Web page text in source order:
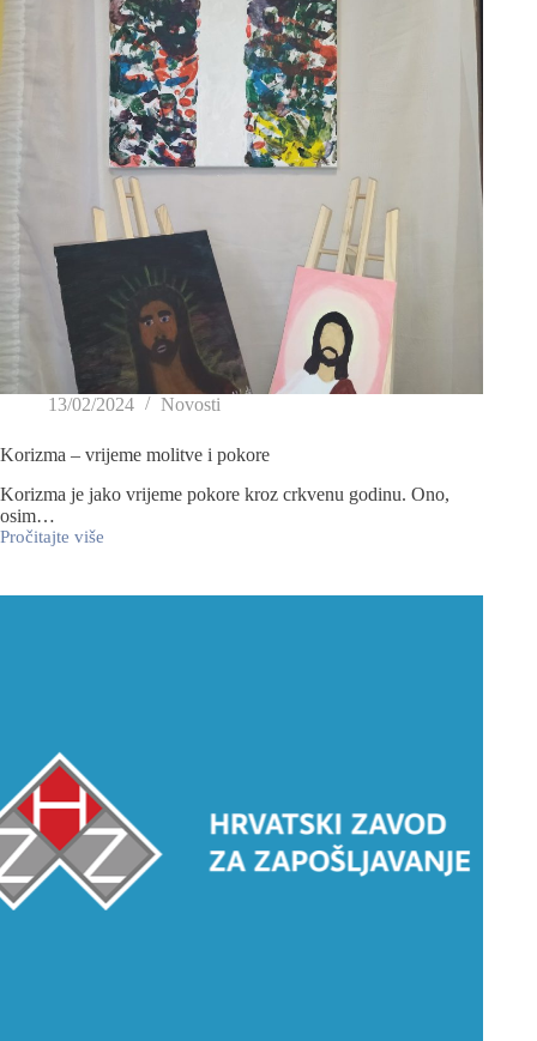
13/02/2024 Novosti
Korizma – vrijeme molitve i pokore
Korizma je jako vrijeme pokore kroz crkvenu godinu. Ono,
osim…
Pročitajte više